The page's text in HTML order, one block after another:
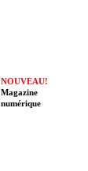
NOUVEAU!
Magazine
numérique